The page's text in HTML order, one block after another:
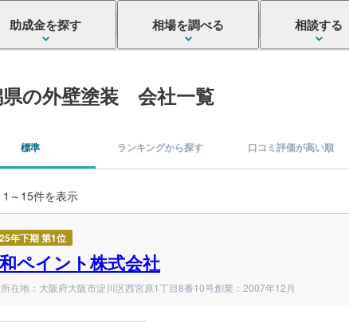
助成金を探す 相場を調べる 相談する
県の外壁塗装 会社一覧
標準 ランキングから探す 口コミ評価が高い順
～15件を表示
年下期 第1位
ペイント株式会社
在地：大阪府大阪市淀川区西宮原1丁目8番10号創業：2007年12月